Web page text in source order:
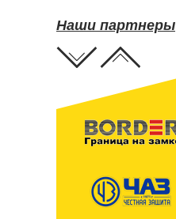
Наши партнеры